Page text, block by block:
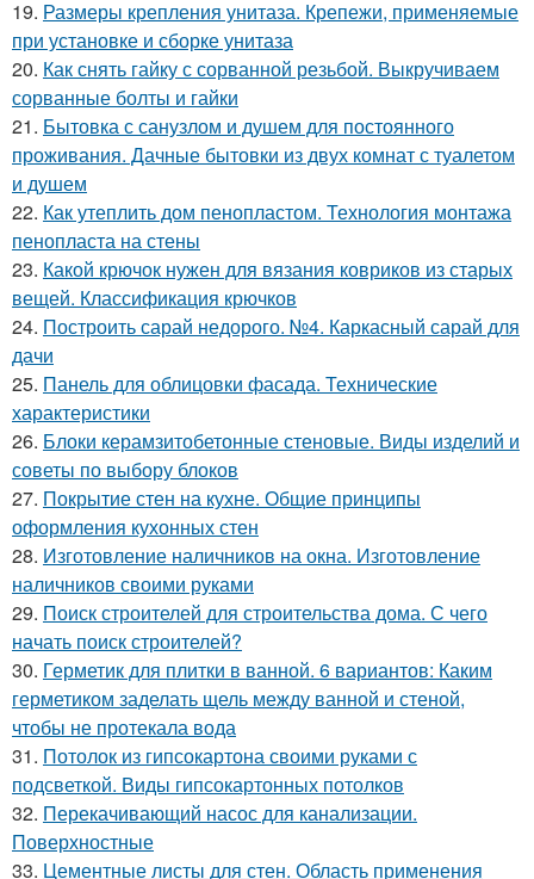
19. Размеры крепления унитаза. Крепежи, применяемые
при установке и сборке унитаза
20. Как снять гайку с сорванной резьбой. Выкручиваем
сорванные болты и гайки
21. Бытовка с санузлом и душем для постоянного
проживания. Дачные бытовки из двух комнат с туалетом
и душем
22. Как утеплить дом пенопластом. Технология монтажа
пенопласта на стены
23. Какой крючок нужен для вязания ковриков из старых
вещей. Классификация крючков
24. Построить сарай недорого. №4. Каркасный сарай для
дачи
25. Панель для облицовки фасада. Технические
характеристики
26. Блоки керамзитобетонные стеновые. Виды изделий и
советы по выбору блоков
27. Покрытие стен на кухне. Общие принципы
оформления кухонных стен
28. Изготовление наличников на окна. Изготовление
наличников своими руками
29. Поиск строителей для строительства дома. С чего
начать поиск строителей?
30. Герметик для плитки в ванной. 6 вариантов: Каким
герметиком заделать щель между ванной и стеной,
чтобы не протекала вода
31. Потолок из гипсокартона своими руками с
подсветкой. Виды гипсокартонных потолков
32. Перекачивающий насос для канализации.
Поверхностные
33. Цементные листы для стен. Область применения